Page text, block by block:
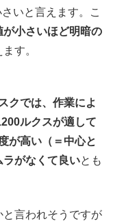
いと言えます。こ
小さいほど明暗の
す。
クでは、作業によ
ルクスが適して
が高い（＝中心と
がなくて良いとも
言われそうですが